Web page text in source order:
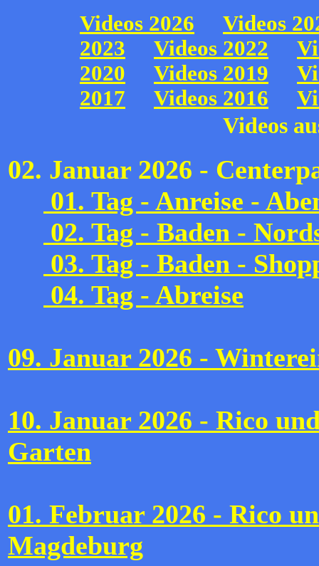
Videos
02. Januar 2026 -
01. Tag - Anreise -
02. Tag - Baden -
03. Tag - Baden -
04. Tag - Abreise
09. Januar 2026 -
10. Januar 2026 - Rico
Garten
01. Februar 2026 - Rico
Magdeburg